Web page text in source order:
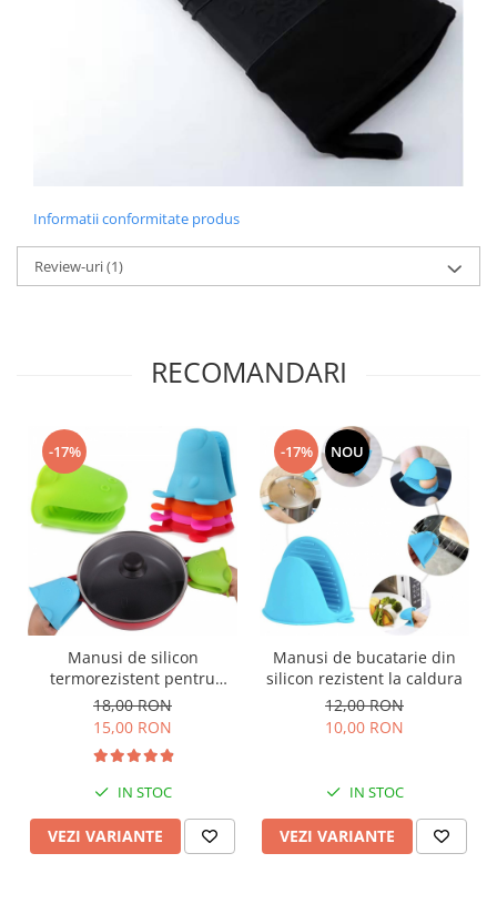
Informatii conformitate produs
Review-uri(1)
RECOMANDARI
-17%
Manusi de silicon
termorezistent pentru
obiecte fierbinti
18,00 RON
15,00 RON
IN STOC
VEZI VARIANTE
-17% NOU
Manusi de bucatarie din
silicon rezistent la caldura
12,00 RON
10,00 RON
IN STOC
VEZI VARIANTE